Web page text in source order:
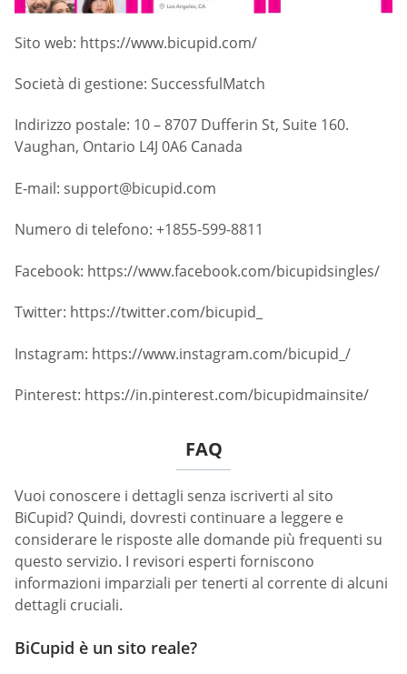
Sito web: https://www.bicupid.com/
Società di gestione: SuccessfulMatch
Indirizzo postale: 10 – 8707 Dufferin St, Suite 160.
Vaughan, Ontario L4J 0A6 Canada
E-mail: support@bicupid.com
Numero di telefono: +1855-599-8811
Facebook: https://www.facebook.com/bicupidsingles/
Twitter: https://twitter.com/bicupid_
Instagram: https://www.instagram.com/bicupid_/
Pinterest: https://in.pinterest.com/bicupidmainsite/
FAQ
Vuoi conoscere i dettagli senza iscriverti al sito
BiCupid? Quindi, dovresti continuare a leggere e
considerare le risposte alle domande più frequenti su
questo servizio. I revisori esperti forniscono
informazioni imparziali per tenerti al corrente di alcuni
dettagli cruciali.
BiCupid è un sito reale?